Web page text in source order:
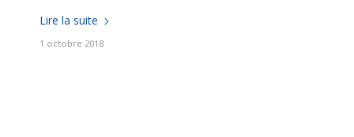
Lire la suite
1 octobre 2018